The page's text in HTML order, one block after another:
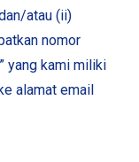
atau (ii)
nomor
” yang kami miliki
alamat email